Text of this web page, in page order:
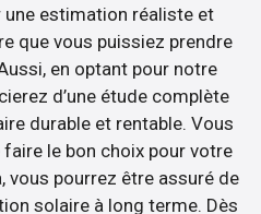
estimation réaliste et
que vous puissiez prendre
en optant pour notre
d’une étude complète
durable et rentable. Vous
le bon choix pour votre
vous pourrez être assuré de
solaire à long terme. Dès